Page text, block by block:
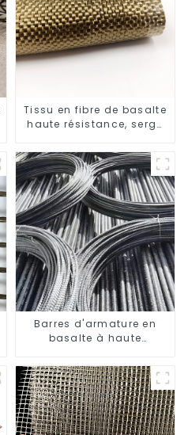
Tissu en fibre de basalte
haute résistance, sergé
Barres d'armature en
basalte à haute
à la corrosion